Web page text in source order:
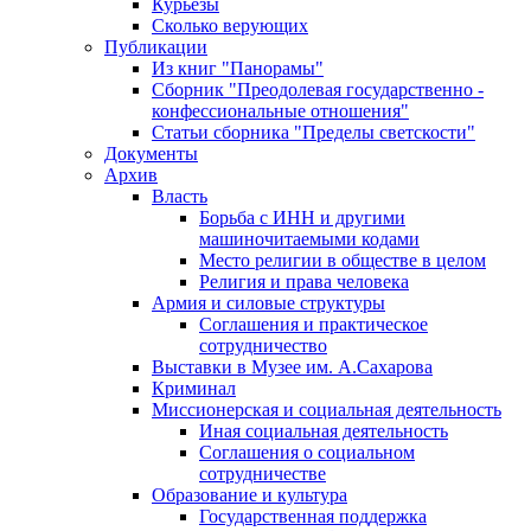
Курьезы
Сколько верующих
Публикации
Из книг "Панорамы"
Сборник "Преодолевая государственно -
конфессиональные отношения"
Статьи сборника "Пределы светскости"
Документы
Архив
Власть
Борьба с ИНН и другими
машиночитаемыми кодами
Место религии в обществе в целом
Религия и права человека
Армия и силовые структуры
Соглашения и практическое
сотрудничество
Выставки в Музее им. А.Сахарова
Криминал
Миссионерская и социальная деятельность
Иная социальная деятельность
Соглашения о социальном
сотрудничестве
Образование и культура
Государственная поддержка